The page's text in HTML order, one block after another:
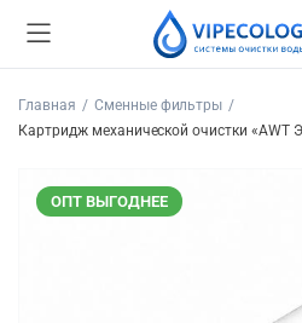
Главная
Сменные фильтры
Картридж механической очистки «AWT
ОПТ ВЫГОДНЕЕ